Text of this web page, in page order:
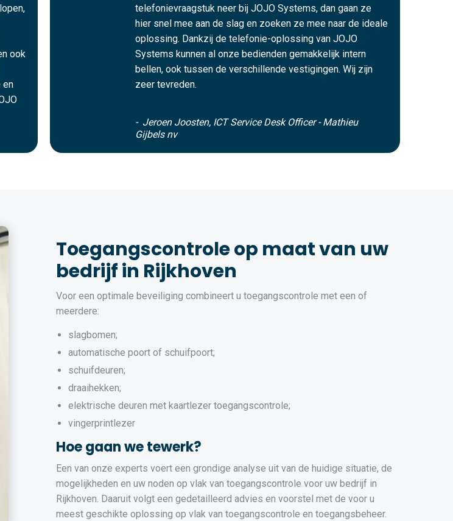
ook
en
telefonievraagstuk neer bij JOJO Systems, dan gaan ze
hier snel mee aan de slag en zoeken ze mee naar de ideale
oplossing. Dankzij de telefonie-oplossing van JOJO
Systems kunnen al onze bedienden gemakkelijk intern
bellen, ook tussen de verschillende vestigingen. Wij zijn
zeer tevreden.
- Jeroen Joosten, ICT Service Desk Officer - Mathieu
Gijbels nv
Toegangscontrole op maat van uw
bedrijf in Rijkhoven
Voor een optimale beveiliging combineert u toegangscontrole met een of
meerdere:
slagbomen;
automatische poort of schuifpoort;
schuifdeuren;
draaihekken;
elektrische deuren met kaartlezer toegangscontrole;
vingerprintlezer
Hoe gaan we tewerk?
Een van onze experts voert een grondige analyse uit van de huidige situatie, de
mogelijkheden en uw noden op vlak van toegangscontrole voor uw bedrijf in
Rijkhoven. Daaruit volgt een gedetailleerd advies en voorstel met de voor u
meest geschikte oplossing op vlak van toegangscontrole en toegangsbeheer.